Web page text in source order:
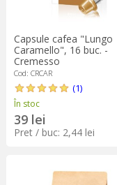
Capsule cafea "Lungo
Caramello", 16 buc. -
Cremesso
Cod: CRCAR
(1)
În stoc
39 lei
Pret / buc: 2,44 lei